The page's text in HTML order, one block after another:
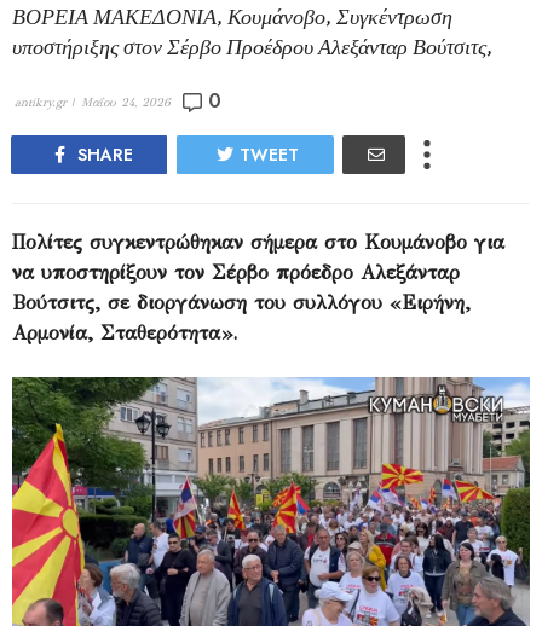
ΒΟΡΕΙΑ ΜΑΚΕΔΟΝΙΑ, Κουμάνοβο, Συγκέντρωση
υποστήριξης στον Σέρβο Προέδρου Αλεξάνταρ Βούτσιτς,
antikry.gr | Μαΐου 24, 2026 0
SHARE TWEET
Πολίτες συγκεντρώθηκαν σήμερα στο Κουμάνοβο για
να υποστηρίξουν τον Σέρβο πρόεδρο Αλεξάνταρ
Βούτσιτς, σε διοργάνωση του συλλόγου «Ειρήνη,
Αρμονία, Σταθερότητα».